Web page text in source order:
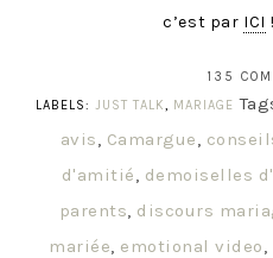
c’est par ICI
135
LABELS: JUST TALK, MARIAGE
avis, Camargue,
d'amitié, demoiselles
parents, discours
mariée, emotional video,